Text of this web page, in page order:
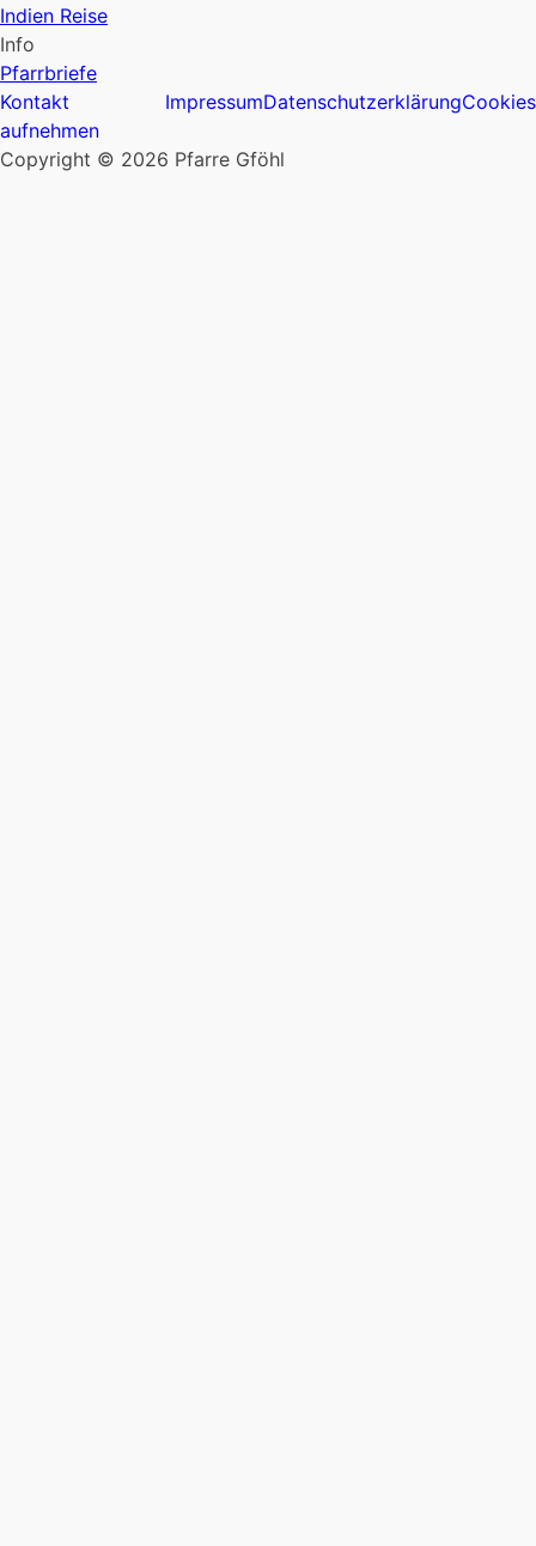
Indien Reise
Info
Pfarrbriefe
Kontakt
aufnehmen
ImpressumDatenschutzerklärungCookies
Copyright © 2026 Pfarre Gföhl